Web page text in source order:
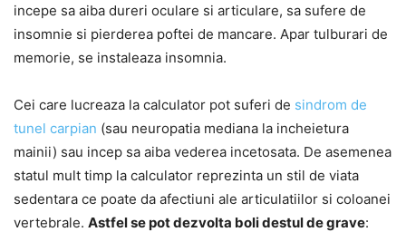
incepe sa aiba dureri oculare si articulare, sa sufere de
insomnie si pierderea poftei de mancare. Apar tulburari de
memorie, se instaleaza insomnia.
Cei care lucreaza la calculator pot suferi de sindrom de
tunel carpian (sau neuropatia mediana la incheietura
mainii) sau incep sa aiba vederea incetosata. De asemenea
statul mult timp la calculator reprezinta un stil de viata
sedentara ce poate da afectiuni ale articulatiilor si coloanei
vertebrale. Astfel se pot dezvolta boli destul de grave: